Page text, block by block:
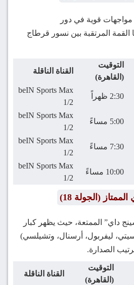
مواجهات قوية في دور
القمة المرتقبة بين نسور قرطاج
التوقيت
(القاهرة)
القناة الناقلة
2:30 ظهراً
beIN Sports Max
1/2
5:00 مساءً
beIN Sports Max
1/2
7:30 مساءً
beIN Sports Max
1/2
10:00 مساءً
beIN Sports Max
1/2
(الجولة 18)
داي” الممتعة، حيث يظهر كبار
ليفربول، أرسنال، وتشيلسي)
الصدارة.
التوقيت
(القاهرة)
القناة الناقلة